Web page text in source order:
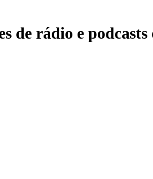
de rádio e